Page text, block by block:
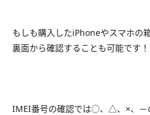
もしも購入したiPhoneやスマホの
裏面から確認することも可能です！
IMEI番号の確認では○、△、×、－